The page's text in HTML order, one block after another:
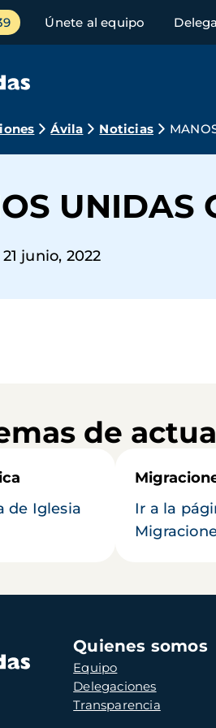
Únete al equipo
Ávila Noticias
UNIDAS
junio, 2022
de
de Iglesia
Ir a la
Navegación
principal
Quienes somos
Equipo
Delegaciones
Transparencia